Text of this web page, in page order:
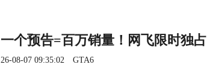
一个预告=百万销量！网飞限时独
26-08-07 09:35:02 GTA6